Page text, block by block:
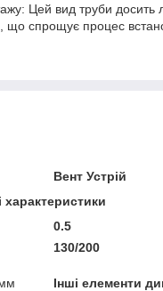
Цей вид труби досить
що спрощує процес
Вент Устрій
0.5
130/200
Інші елементи